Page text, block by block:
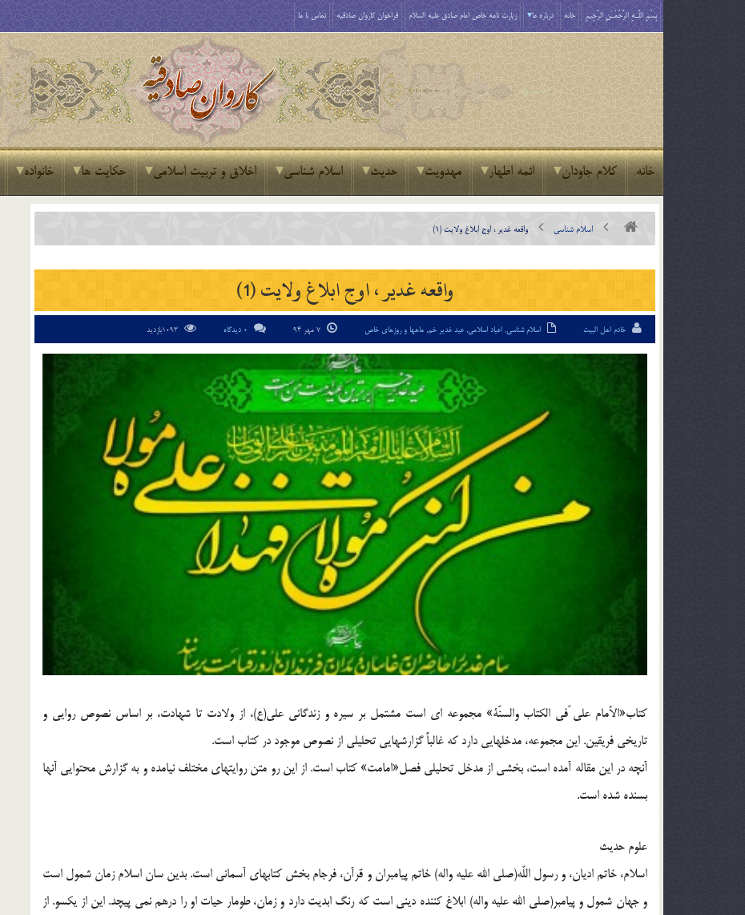
بِسْمِ اللَّـهِ الرَّحْمَـٰنِ الرَّحِيمِ خانه درباره ما زیارت نامه خاص امام صادق علیه السلام فراخوان کاروان صادقیه تماس با ما
خانه کلام جاودان ائمه اطهار مهدویت حدیث اسلام شناسی اخلاق و تربیت اسلامی حکایت ها خانواده
اسلام شناسی واقعه غدير ، اوج ابلاغ ولايت (1)
واقعه غدير ، اوج ابلاغ ولايت (1)
خادم اهل البیت اسلام شناسی, اعیاد اسلامی,عید غدیر خم, ماهها و روزهای خاص 0 دیدگاه
كتاب«الأمام على ّفى الكتاب والسنّة» مجموعه اى است مشتمل بر سيره و زندگانى على(ع)، از ولادت تا شهادت، بر اساس نصوص روايى و
تاريخى فريقين. اين مجموعه، مدخلهايى دارد كه غالباً گزارشهايى تحليلى از نصوص موجود در كتاب است.
آنچه در اين مقاله آمده است، بخشى از مدخل تحليلى فصل«امامت» كتاب است. از اين رو متن روايتهاى مختلف نيامده و به گزارش محتوايى آنها
بسنده شده است.
علوم حديث
اسلام، خاتم اديان، و رسول اللّه(صلی الله علیه واله) خاتم پيامبران و قرآن، فرجام بخش كتابهاى آسمانى است. بدين سان اسلام زمان شمول است
و جهان شمول و پيامبر(صلی الله علیه واله) ابلاغ كننده دينى است كه رنگ ابديت دارد و زمان، طومار حيات او را درهم نمى پيچد. اين از يكسو. از